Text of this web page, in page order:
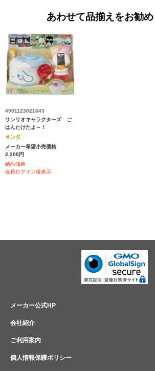
あわせて品揃えをお勧
4901123021643
サンリオキャラクターズ ご
はんたけたよ～！
オンダ
メーカー希望小売価格
2,200円
納品価格
会員ログイン後表示
メーカー公式HP
会社紹介
ご利用案内
個人情報保護ポリシー